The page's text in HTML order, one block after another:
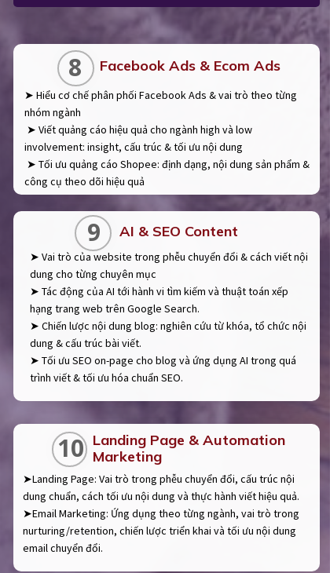
AI & SEO Content
➤ Vai trò của website trong phễu chuyển đổi & cách viết nội
dung cho từng chuyên mục
➤ Tác động của AI tới hành vi tìm kiếm và thuật toán xếp
hạng trang web trên Google Search.
➤ Chiến lược nội dung blog: nghiên cứu từ khóa, tổ chức nội
dung & cấu trúc bài viết.
➤ Tối ưu SEO on-page cho blog và ứng dụng AI trong quá
trình viết & tối ưu hóa chuẩn SEO.
9
Landing Page & Automation
Marketing
➤Landing Page: Vai trò trong phễu chuyển đổi, cấu trúc nội
dung chuẩn, cách tối ưu nội dung và thực hành viết hiệu quả.
➤Email Marketing: Ứng dụng theo từng ngành, vai trò trong
nurturing/retention, chiến lược triển khai và tối ưu nội dung
email chuyển đổi.
10
Facebook Ads & Ecom Ads
➤ Hiểu cơ chế phân phối Facebook Ads & vai trò theo từng
nhóm ngành
➤ Viết quảng cáo hiệu quả cho ngành high và low
involvement: insight, cấu trúc & tối ưu nội dung
➤ Tối ưu quảng cáo Shopee: định dạng, nội dung sản phẩm &
công cụ theo dõi hiệu quả
8